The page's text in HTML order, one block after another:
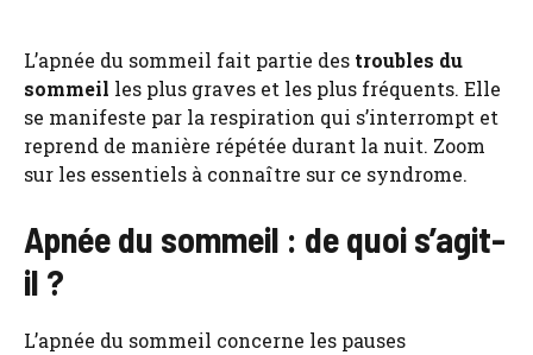
L’apnée du sommeil fait partie des troubles du
sommeil les plus graves et les plus fréquents. Elle
se manifeste par la respiration qui s’interrompt et
reprend de manière répétée durant la nuit. Zoom
sur les essentiels à connaître sur ce syndrome.
Apnée du sommeil : de quoi s’agit-
il ?
L’apnée du sommeil concerne les pauses